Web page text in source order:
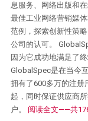
息服务、网络出版和
最佳工业网络营销媒
范例，探索创新性策
公司的认可。
因为它成功地满足了
GlobalSpec是在当今
拥有了600多万的注册
起，同时保证供应商
户。 阅读全文——共